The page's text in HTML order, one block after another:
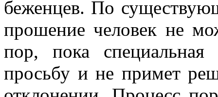
беженцев. По
прошение человек не
пор, пока
просьбу и не примет